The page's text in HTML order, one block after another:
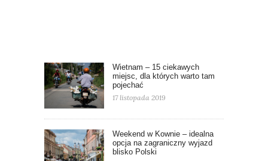
Wietnam – 15 ciekawych
miejsc, dla których warto tam
pojechać
17 listopada 2019
Weekend w Kownie – idealna
opcja na zagraniczny wyjazd
blisko Polski